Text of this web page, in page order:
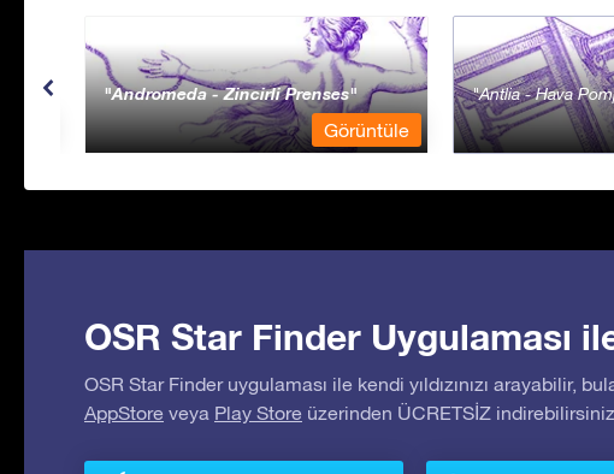
Andromeda - Zincirli Prenses
Görüntüle
Antlia - Hava
OSR Star Finder Uygulaması ile
OSR Star Finder uygulaması ile kendi yıldızınızı arayabilir,
AppStore veya Play Store üzerinden ÜCRETSİZ